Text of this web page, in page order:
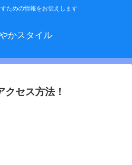
ための情報をお伝えします
かスタイル
セス方法！